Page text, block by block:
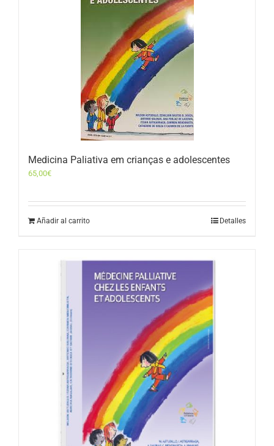
Medicina Paliativa em crianças e adolescentes
65,00€
Añadir al carrito Detalles